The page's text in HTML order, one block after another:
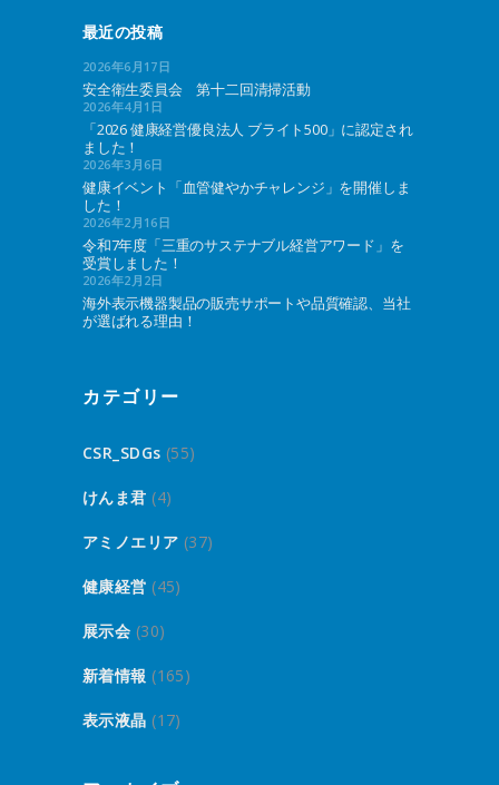
最近の投稿
2026年6月17日
安全衛生委員会 第十二回清掃活動
2026年4月1日
「2026 健康経営優良法人 ブライト500」に認定され
ました！
2026年3月6日
健康イベント「血管健やかチャレンジ」を開催しま
した！
2026年2月16日
令和7年度「三重のサステナブル経営アワード」を
受賞しました！
2026年2月2日
海外表示機器製品の販売サポートや品質確認、当社
が選ばれる理由！
カテゴリー
CSR_SDGs (55)
けんま君 (4)
アミノエリア (37)
健康経営 (45)
展示会 (30)
新着情報 (165)
表示液晶 (17)